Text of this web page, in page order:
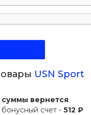
USN Sport
суммы вернется
счет - 512 ₽